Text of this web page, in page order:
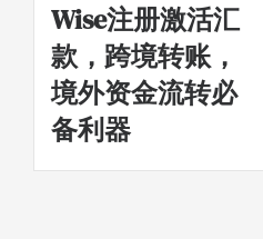
Wise注册激活汇
款，跨境转账，
境外资金流转必
备利器